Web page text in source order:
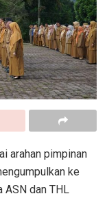
arahan pimpinan
ke
ASN dan THL